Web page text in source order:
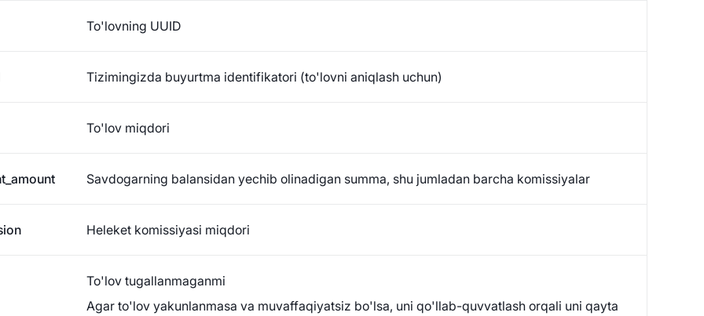
To'lovning UUID
Tizimingizda buyurtma identifikatori (to'lovni aniqlash uchun)
To'lov miqdori
Savdogarning balansidan yechib olinadigan summa, shu jumladan barcha komissiyalar
Heleket komissiyasi miqdori
To'lov tugallanmaganmi
Agar to'lov yakunlanmasa va muvaffaqiyatsiz bo'lsa, uni qo'llab-quvvatlash orqali uni qayta